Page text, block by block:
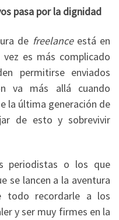
pasa por la dignidad
de freelanceestá en
es más complicado
permitirse enviados
va más allá cuando
la última generación de
de esto y sobrevivir
periodistas o los que
se lancen a la aventura
todo recordarle a los
y ser muy firmes en la